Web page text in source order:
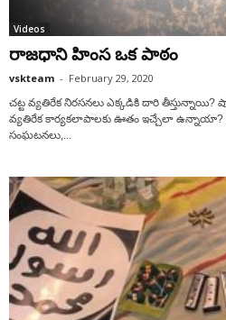
Videos
రాజధాని హింస ఒక పాఠం
vskteam - February 29, 2020
చట్ట వ్యతిరేక నిరసనలు ఎక్కడికి దారి
వ్యతిరేక కార్యకలాపాలకు ఊతం ఇచ్చేలా ఉన్నాయా?
సంఘటనలు,...